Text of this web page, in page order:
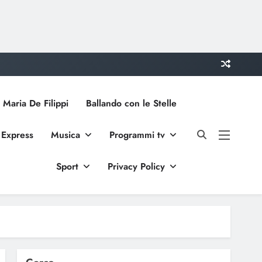
De Filippi Ballando con le Stelle
Musica Programmi tv
Sport Privacy Policy